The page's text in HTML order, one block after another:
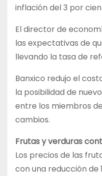
inflación del 3 por
El director de
las expectativas de
llevando la tasa de
Banxico redujo el
la posibilidad de
entre los miembros
cambios.
Frutas y verduras
Los precios de las
con una reducción de